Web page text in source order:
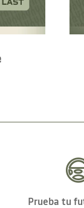
Prueba tu